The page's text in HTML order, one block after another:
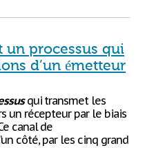
un processus qui
d’un émetteur
qui transmet les
un récepteur par le biais
canal de
côté, par les cinq grand